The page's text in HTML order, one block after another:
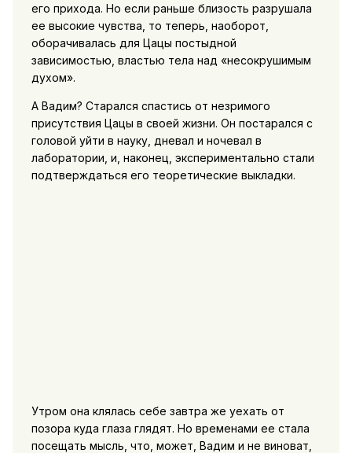
его прихода. Но если раньше близость разрушала
ее высокие чувства, то теперь, наоборот,
оборачивалась для Цацы постыдной
зависимостью, властью тела над «несокрушимым
духом».
А Вадим? Старался спастись от незримого
присутствия Цацы в своей жизни. Он постарался с
головой уйти в науку, дневал и ночевал в
лаборатории, и, наконец, экспериментально стали
подтверждаться его теоретические выкладки.
Утром она клялась себе завтра же уехать от
позора куда глаза глядят. Но временами ее стала
посещать мысль, что, может, Вадим и не виноват,